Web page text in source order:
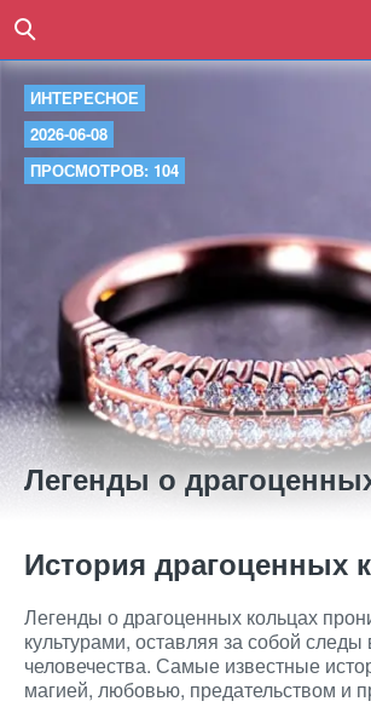
ИНТЕРЕСНОЕ
2026-06-08
ПРОСМОТРОВ: 104
Легенды о
История драгоценных
Легенды о драгоценных кольцах
культурами, оставляя за собой следы
человечества. Самые известные
магией, любовью, предательством и